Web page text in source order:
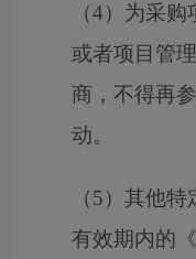
（4）为采购
或者项目管
商，不得再
动。
（5）其他特
有效期内的